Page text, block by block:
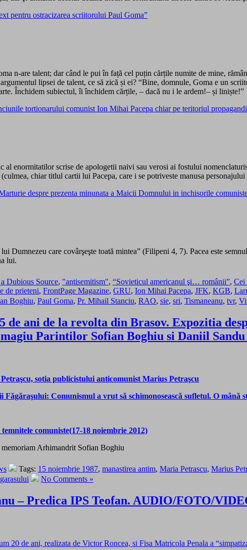
pentru ostracizarea scriitorului Paul Goma”
n-are talent; dar când le pui în față cel puțin cărțile numite de mine,
lipsei de talent, ce să zică și ei? “Bine, domnule, Goma e un
Închidem subiectul, îi închidem cărțile, – dacă nu i le ardem!– și liniște!”
tortionarului comunist Ion Mihai Pacepa chiar pe teritoriul
enormitatilor scrise de apologetii naivi sau verosi ai fostului
chiar titlul cartii lui Pacepa, care i se potriveste manusa personajului
despre prezenta minunata a Maicii Domnului in inchisorile
Dumnezeu care covârşeşte toată mintea” (Filipeni 4, 7). Pacea este
lui.
Dubious Source, "antisemitism", “Sovieticul americanul şi… românii”, Cei
de prieteni, FrontPage Magazine, GRU, Ion Mihai Pacepa, JFK, KGB,
Boghiu, Paul Goma, Pr. Mihail Stanciu, RAO, sie, sri, Tismaneanu, tvr,
de ani de la revolta din Brasov. Expozitia
Parintilor Sofian Boghiu si Daniil
sotia publicistului anticomunist Marius Petraşcu
Comunismul a vrut să schimonosească sufletul. O mână
comuniste(17-18 noiembrie 2012)
Arhimandrit Sofian Boghiu
Tags: 15 noiembrie 1987, manastirea antim, Maria Petrascu, Marius
No Comments »
– Predica IPS Teofan. AUDIO/FOTO/
20 de ani, realizata de Victor Roncea, si Fisa Matricola Penala a